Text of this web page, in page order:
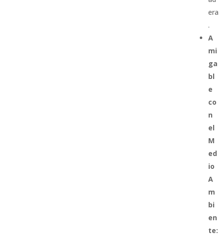
era
.
A
mi
ga
bl
e
co
n
el
M
ed
io
A
m
bi
en
te: